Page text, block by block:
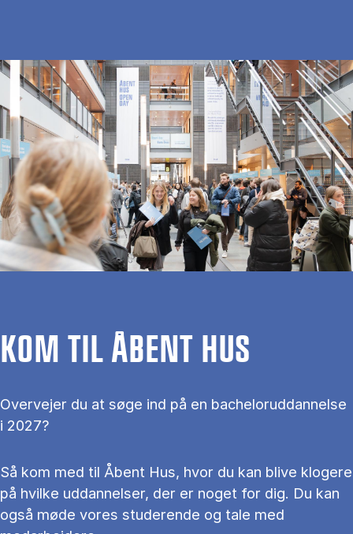
KOM TIL ÅBENT HUS
Overvejer du at søge ind på en bacheloruddannelse
i 2027?
Så kom med til Åbent Hus, hvor du kan blive klogere
på hvilke uddannelser, der er noget for dig. Du kan
også møde vores studerende og tale med